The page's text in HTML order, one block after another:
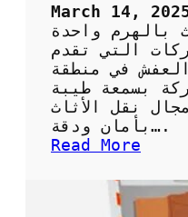
March 14,
بالهرم واحدة
التي تقدم
في منطقة
بسمعة طيبة
نقل الأثاث
بأمان ودقة….
Read More
ر
ك